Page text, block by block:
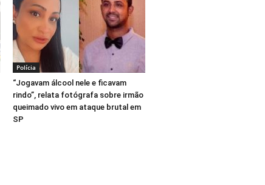
Polícia
“Jogavam álcool nele e ficavam
rindo”, relata fotógrafa sobre irmão
queimado vivo em ataque brutal em
SP